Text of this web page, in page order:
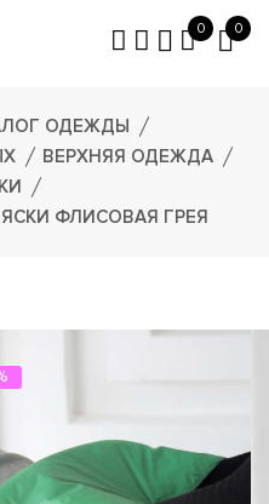
0 0
ОДЕЖДЫ
ВЕРХНЯЯ ОДЕЖДА
ФЛИСОВАЯ ГРЕЯ